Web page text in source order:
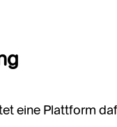
eine Plattform